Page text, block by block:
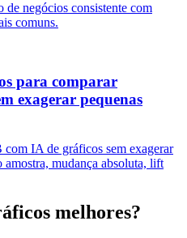
de negócios consistente com
comuns.
para comparar
exagerar pequenas
com IA de gráficos sem exagerar
amostra, mudança absoluta, lift
melhores?